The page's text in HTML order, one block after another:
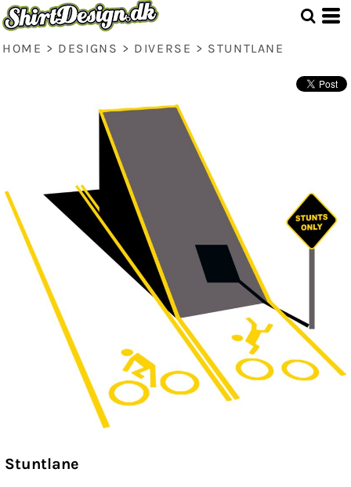
HOME > DESIGNS > DIVERSE > STUNTLANE
Stuntlane